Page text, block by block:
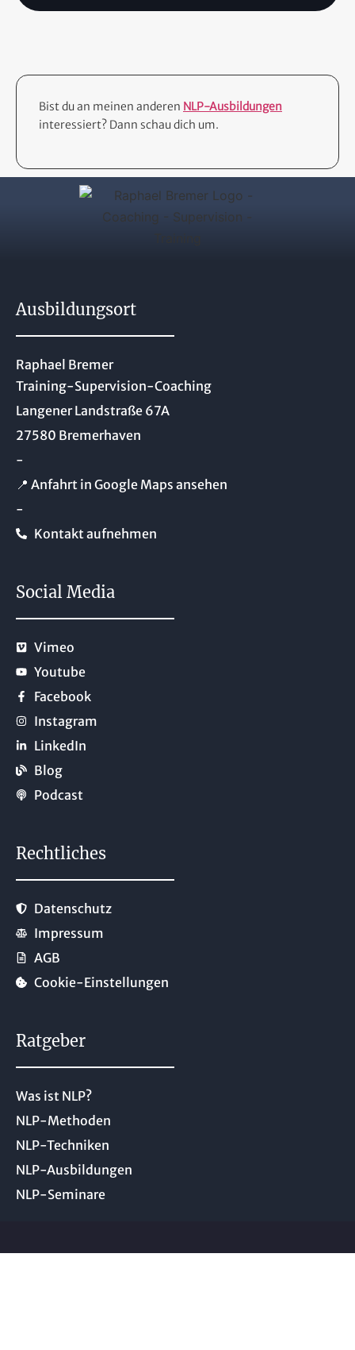
Bist du an meinen anderen NLP-Ausbildungen
interessiert? Dann schau dich um.
Ausbildungsort
Raphael Bremer
Training-Supervision-Coaching
Langener Landstraße 67A
27580 Bremerhaven
-
📍 Anfahrt in Google Maps ansehen
-
Kontakt aufnehmen
Social Media
Vimeo
Youtube
Facebook
Instagram
LinkedIn
Blog
Podcast
Rechtliches
Datenschutz
Impressum
AGB
Cookie-Einstellungen
Ratgeber
Was ist NLP?
NLP-Methoden
NLP-Techniken
NLP-Ausbildungen
NLP-Seminare